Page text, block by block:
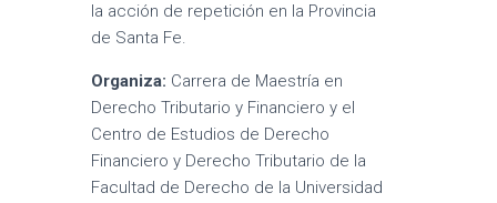
la acción de repetición en la Provincia
de Santa Fe.
Organiza: Carrera de Maestría en
Derecho Tributario y Financiero y el
Centro de Estudios de Derecho
Financiero y Derecho Tributario de la
Facultad de Derecho de la Universidad